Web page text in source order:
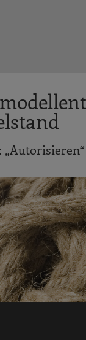
„Autorisieren“